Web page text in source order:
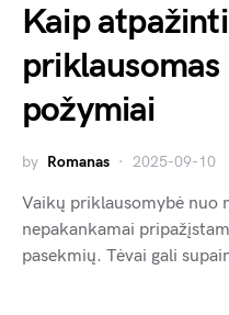
Kaip
požymiai
by Romanas 2025-09-10
Vaikų priklausomybė nuo
nepakankamai
pasekmių. Tėvai gali